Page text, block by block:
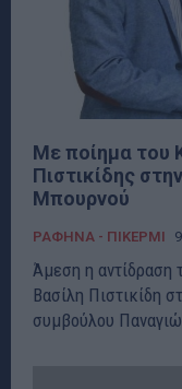
Με ποίημα του
Πιστικίδης
Μπουρνού
ΡΑΦΗΝΑ - ΠΙΚΕΡΜΙ
Άμεση η αντίδραση
Βασίλη Πιστικίδη
συμβούλου